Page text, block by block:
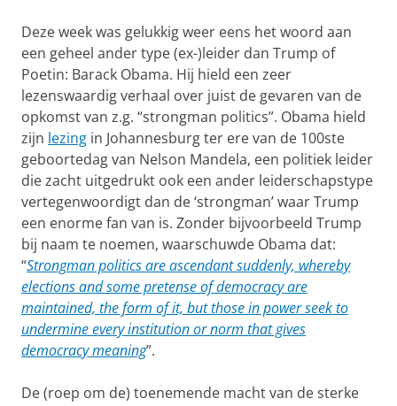
Deze week was gelukkig weer eens het woord aan
een geheel ander type (ex-)leider dan Trump of
Poetin: Barack Obama. Hij hield een zeer
lezenswaardig verhaal over juist de gevaren van de
opkomst van z.g. “strongman politics”. Obama hield
zijn lezing in Johannesburg ter ere van de 100ste
geboortedag van Nelson Mandela, een politiek leider
die zacht uitgedrukt ook een ander leiderschapstype
vertegenwoordigt dan de ‘strongman’ waar Trump
een enorme fan van is. Zonder bijvoorbeeld Trump
bij naam te noemen, waarschuwde Obama dat:
“Strongman politics are ascendant suddenly, whereby
elections and some pretense of democracy are
maintained, the form of it, but those in power seek to
undermine every institution or norm that gives
democracy meaning”.
De (roep om de) toenemende macht van de sterke